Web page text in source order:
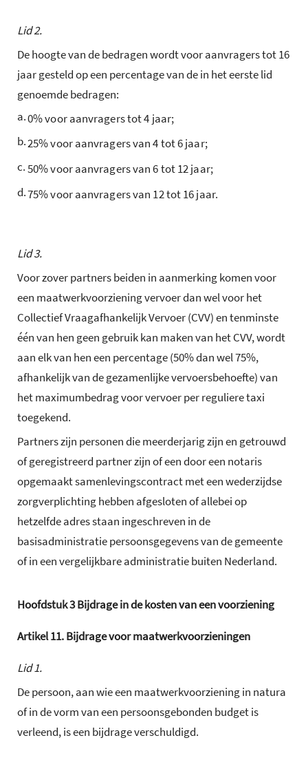
Lid 2.
De hoogte van de bedragen wordt voor aanvragers tot 16
jaar gesteld op een percentage van de in het eerste lid
genoemde bedragen:
a.0% voor aanvragers tot 4 jaar;
b.25% voor aanvragers van 4 tot 6 jaar;
c.50% voor aanvragers van 6 tot 12 jaar;
d.75% voor aanvragers van 12 tot 16 jaar.
Lid 3.
Voor zover partners beiden in aanmerking komen voor
een maatwerkvoorziening vervoer dan wel voor het
Collectief Vraagafhankelijk Vervoer (CVV) en tenminste
één van hen geen gebruik kan maken van het CVV, wordt
aan elk van hen een percentage (50% dan wel 75%,
afhankelijk van de gezamenlijke vervoersbehoefte) van
het maximumbedrag voor vervoer per reguliere taxi
toegekend.
Partners zijn personen die meerderjarig zijn en getrouwd
of geregistreerd partner zijn of een door een notaris
opgemaakt samenlevingscontract met een wederzijdse
zorgverplichting hebben afgesloten of allebei op
hetzelfde adres staan ingeschreven in de
basisadministratie persoonsgegevens van de gemeente
of in een vergelijkbare administratie buiten Nederland.
Hoofdstuk3Bijdrage in de kosten van een voorziening
Artikel11.Bijdrage voor maatwerkvoorzieningen
Lid 1.
De persoon, aan wie een maatwerkvoorziening in natura
of in de vorm van een persoonsgebonden budget is
verleend, is een bijdrage verschuldigd.